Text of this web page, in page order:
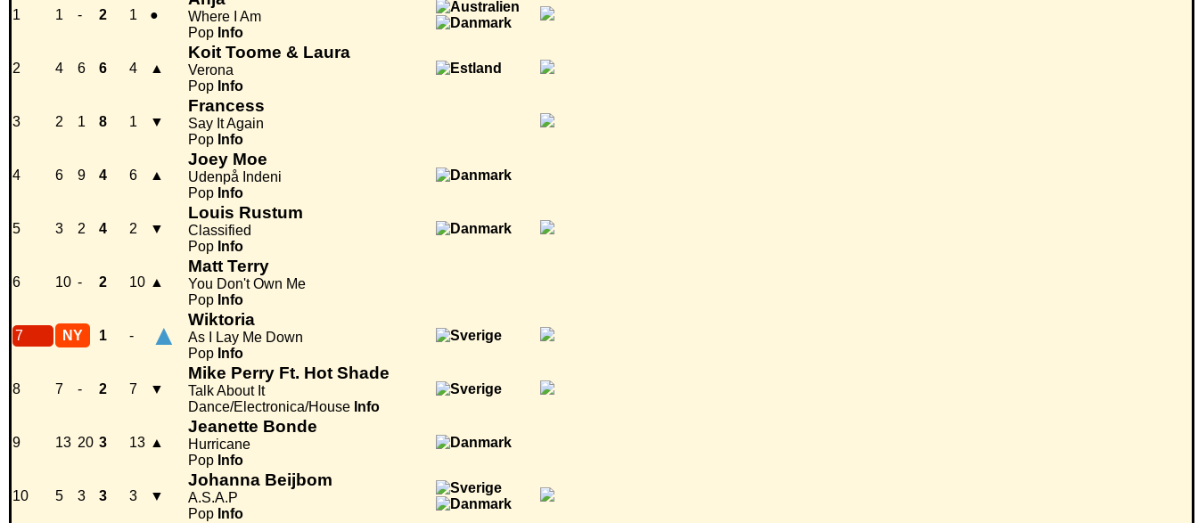
1 1 - 2 1 ●
Where I Am
Pop Info
2 4 6 6 4 ▲
Koit Toome & Laura
Verona
Pop Info
3 2 1 8 1 ▼
Francess
Say It Again
Pop Info
4 6 9 4 6 ▲
Joey Moe
Udenpå Indeni
Pop Info
5 3 2 4 2 ▼
Louis Rustum
Classified
Pop Info
6 10 - 2 10 ▲
Matt Terry
You Don't Own Me
Pop Info
7 NY 1 - ▲ Wiktoria
As I Lay Me Down
Pop Info
8 7 - 2 7 ▼
Mike Perry Ft. Hot Shade
Talk About It
Dance/Electronica/House Info
9 13 20 3 13 ▲
Jeanette Bonde
Hurricane
Pop Info
10 5 3 3 3 ▼
Johanna Beijbom
A.S.A.P
Pop Info